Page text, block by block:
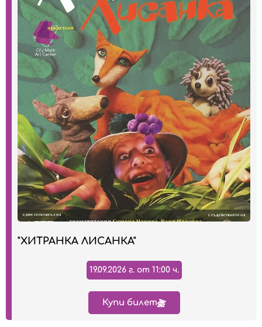
"ХИТРАНКА ЛИСАНКА"
19.09.2026 г. от 11:00 ч.
Купи билет